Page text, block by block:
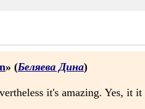
» (Беляева Дина)
it's amazing. Yes, it